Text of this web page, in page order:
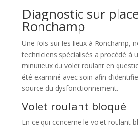
Diagnostic sur
Ronchamp
Une fois sur les lieux à Ronchamp,
techniciens spécialisés a procédé à
minutieux du volet roulant en
été examiné avec soin afin
source du dysfonctionnement.
Volet roulant bloqué
En ce qui concerne le volet roulant